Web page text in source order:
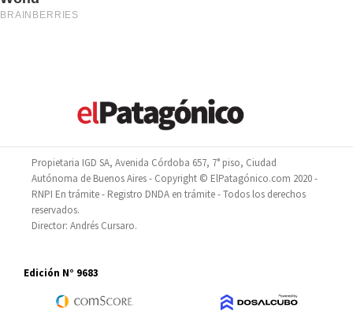
Propietaria IGD SA, Avenida Córdoba 657, 7° piso, Ciudad
Autónoma de Buenos Aires - Copyright © ElPatagónico.com 2020 -
RNPI En trámite - Registro DNDA en trámite - Todos los derechos
reservados.
Director: Andrés Cursaro.
Edición N° 9683